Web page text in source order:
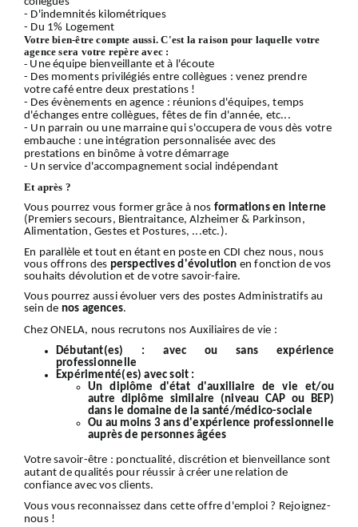
- D'indemnités kilométriques
- Du 1% Logement
Votre bien-être compte aussi. C'est la raison pour laquelle votre
agence sera votre repère avec :
- Une équipe bienveillante et à l'écoute
- Des moments privilégiés entre collègues : venez prendre
votre café entre deux prestations !
- Des évènements en agence : réunions d'équipes, temps
d'échanges entre collègues, fêtes de fin d'année, etc...
- Un parrain ou une marraine qui s'occupera de vous dès votre
embauche : une intégration personnalisée avec des
prestations en binôme à votre démarrage
- Un service d'accompagnement social indépendant
Et après ?
Vous pourrez vous former grâce à nos formations en interne
(Premiers secours, Bientraitance, Alzheimer & Parkinson,
Alimentation, Gestes et Postures, ...etc.).
En parallèle et tout en étant en poste en CDI chez nous, nous
vous offrons des perspectives d'évolution en fonction de vos
souhaits dévolution et de votre savoir-faire.
Vous pourrez aussi évoluer vers des postes Administratifs au
sein de nos agences.
Chez ONELA, nous recrutons nos Auxiliaires de vie :
Débutant(es) :avec ou sans expérience
professionnelle
Expérimenté(es) avec soit :
Un diplôme d'état d'auxiliaire de vie et/ou
autre diplôme similaire (niveau CAP ou BEP)
dans le domaine de la santé/médico-sociale
Ou au moins 3 ans d'expérience professionnelle
auprès de personnes âgées
Votresavoir-être : ponctualité, discrétion et bienveillance sont
autant de qualités pour réussir à créer une relation de
confiance avec vos clients.
Vous vous reconnaissez dans cette offre d'emploi ? Rejoignez-
nous!